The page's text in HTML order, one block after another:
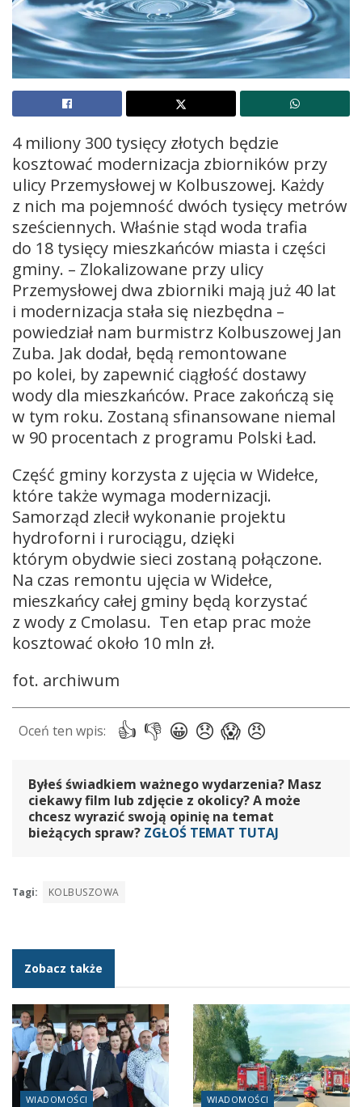
4 miliony 300 tysięcy złotych będzie
kosztować modernizacja zbiorników przy
ulicy Przemysłowej w Kolbuszowej. Każdy
z nich ma pojemność dwóch tysięcy metrów
sześciennych. Właśnie stąd woda trafia
do 18 tysięcy mieszkańców miasta i części
gminy. – Zlokalizowane przy ulicy
Przemysłowej dwa zbiorniki mają już 40 lat
i modernizacja stała się niezbędna –
powiedział nam burmistrz Kolbuszowej Jan
Zuba. Jak dodał, będą remontowane
po kolei, by zapewnić ciągłość dostawy
wody dla mieszkańców. Prace zakończą się
w tym roku. Zostaną sfinansowane niemal
w 90 procentach z programu Polski Ład.
Część gminy korzysta z ujęcia w Widełce,
które także wymaga modernizacji.
Samorząd zlecił wykonanie projektu
hydroforni i rurociągu, dzięki
którym obydwie sieci zostaną połączone.
Na czas remontu ujęcia w Widełce,
mieszkańcy całej gminy będą korzystać
z wody z Cmolasu. Ten etap prac może
kosztować około 10 mln zł.
fot. archiwum
Byłeś świadkiem ważnego wydarzenia? Masz
ciekawy film lub zdjęcie z okolicy? A może
chcesz wyrazić swoją opinię na temat
bieżących spraw? ZGŁOŚ TEMAT TUTAJ
Tagi: KOLBUSZOWA
Zobacz także
WIADOMOŚCI WIADOMOŚCI